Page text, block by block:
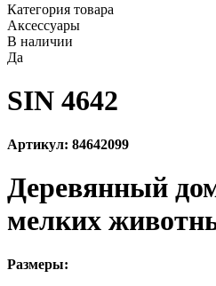
Категория товара
Аксессуары
В наличии
Да
SIN 4642
Артикул: 84642099
Деревянный
мелких
Размеры: